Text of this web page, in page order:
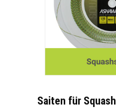
Saiten für Squash